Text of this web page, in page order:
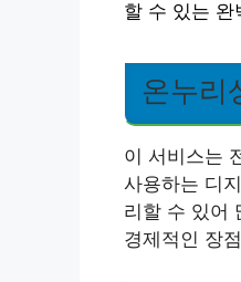
할 수 있는 완
온누리
이 서비스는
사용하는 디
리할 수 있어
경제적인 장